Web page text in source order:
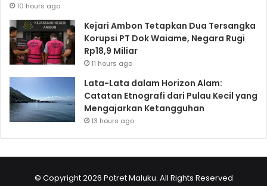
10 hours ago
Kejari Ambon Tetapkan Dua Tersangka
Korupsi PT Dok Waiame, Negara Rugi
Rp18,9 Miliar
11 hours ago
Lata-Lata dalam Horizon Alam:
Catatan Etnografi dari Pulau Kecil yang
Mengajarkan Ketangguhan
13 hours ago
© Copyright 2026 Potret Maluku. All Rights Reserved